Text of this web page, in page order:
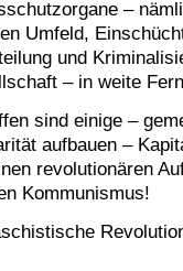
–
Umfeld,
und
– in weite
sind einige –
aufbauen –
revolutionären
Kommunismus!